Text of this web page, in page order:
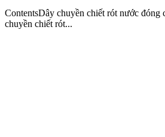
ContentsDây chuyền chiết rót nước đóng
chuyền chiết rót...